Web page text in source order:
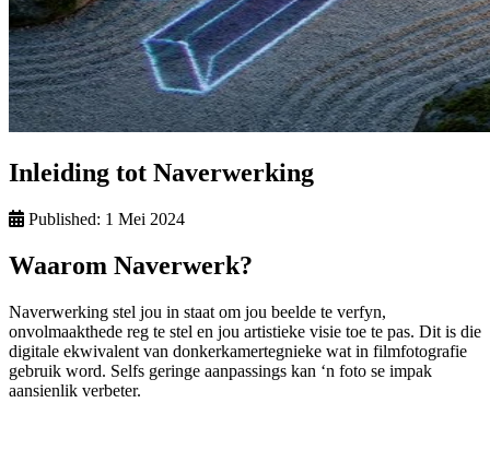
Inleiding tot Naverwerking
Published: 1 Mei 2024
Waarom Naverwerk?
Naverwerking stel jou in staat om jou beelde te verfyn,
onvolmaakthede reg te stel en jou artistieke visie toe te pas. Dit is die
digitale ekwivalent van donkerkamertegnieke wat in filmfotografie
gebruik word. Selfs geringe aanpassings kan ‘n foto se impak
aansienlik verbeter.